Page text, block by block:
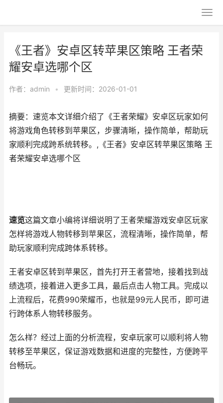
《王者》安卓区转苹果区策略 王者荣
耀安卓选哪个区
作者： admin • 更新时间：2026-01-01
摘要：速览本文详细介绍了《王者荣耀》安卓区玩家如何
将游戏角色转移到苹果区，步骤清晰，操作简单，帮助玩
家顺利完成跨系统转移。,《王者》安卓区转苹果区策略 王
者荣耀安卓选哪个区
速览这篇文章小编将详细说明了王者荣耀游戏安卓区玩家
怎样将游戏人物转移到苹果区，流程清晰，操作简单，帮
助玩家顺利完成跨体系转移。
王者安卓区转到苹果区，首先打开王者营地，接着找到战
绩选项，接着进入更多工具，最后点击人物工具。完成以
上流程后，花费990荣耀币，也就是99元人民币，即可进
行跨体系人物转移服务。
怎么样？经过上面的分析流程，安卓玩家可以顺利将人物
转移至苹果区，保证游戏数据和进度的完整性，方便跨平
台畅玩。